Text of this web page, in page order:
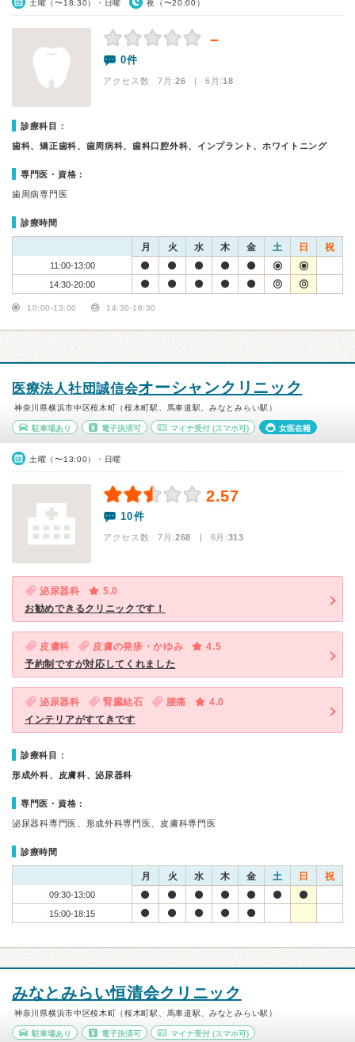
土曜（〜18:30）・日曜 夜（〜20:00）
－
0件
アクセス数 7月:26 | 6月:18
診療科目：
歯科、矯正歯科、歯周病科、歯科口腔外科、インプラント、ホワイトニング
専門医・資格：
歯周病専門医
診療時間
月 火 水 木 金 土 日 祝
11:00-13:00
14:30-20:00
10:00-13:00 14:30-18:30
医療法人社団誠信会オーシャンクリニック
神奈川県横浜市中区桜木町（桜木町駅、馬車道駅、みなとみらい駅）
駐車場あり 電子決済可 マイナ受付 (スマホ可) 女医在籍
土曜（〜13:00）・日曜
2.57
10件
アクセス数 7月:268 | 6月:313
泌尿器科
5.0
お勧めできるクリニックです！
皮膚科 皮膚の発疹・かゆみ
4.5
予約制ですが対応してくれました
泌尿器科 腎臓結石 腰痛
4.0
インテリアがすてきです
診療科目：
形成外科、皮膚科、泌尿器科
専門医・資格：
泌尿器科専門医、形成外科専門医、皮膚科専門医
診療時間
月 火 水 木 金 土 日 祝
09:30-13:00
15:00-18:15
みなとみらい恒清会クリニック
神奈川県横浜市中区桜木町（桜木町駅、馬車道駅、みなとみらい駅）
駐車場あり 電子決済可 マイナ受付 (スマホ可)